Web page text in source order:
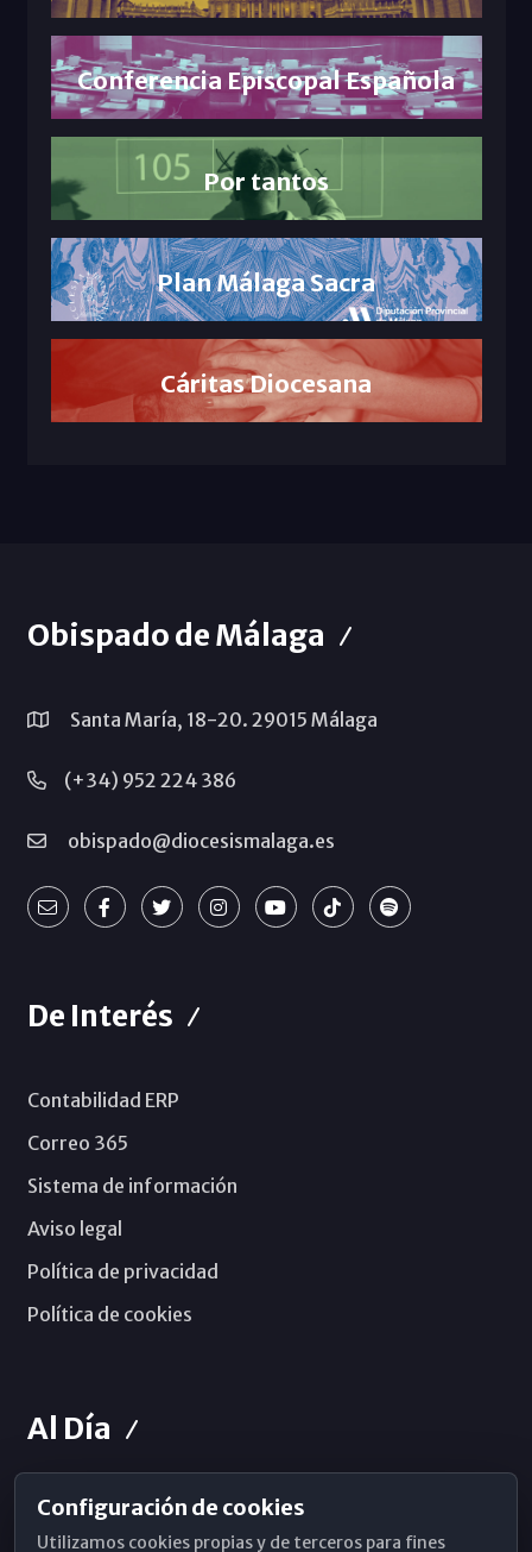
Conferencia Episcopal Española
Por tantos
Plan Málaga Sacra
Cáritas Diocesana
Obispado de Málaga
Santa María, 18-20. 29015 Málaga
(+34) 952 224 386
obispado@diocesismalaga.es
De Interés
Contabilidad ERP
Correo 365
Sistema de información
Aviso legal
Política de privacidad
Política de cookies
Al Día
Horarios de Misa
Configuración de cookies
Utilizamos cookies propias y de terceros para fines